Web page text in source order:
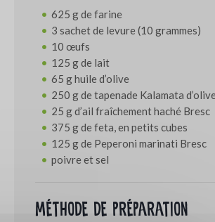
625 g de farine
3 sachet de levure (10 grammes)
10 œufs
125 g de lait
65 g huile d’olive
250 g de tapenade Kalamata
25 g d’ail fraîchement haché Bresc
375 g de feta, en petits cubes
125 g de Peperoni marinati Bresc
poivre et sel
Méthode de préparation